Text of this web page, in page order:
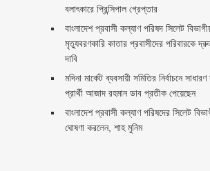
বলাৎকারে প্রিন্সিপাল গ্রেপ্তার ‎
বাংলাদেশ প্রবাসী কল্যাণ পরিষদ সিলেট
মৃত্যুবরণকারি কাতার প্রবাসীদের পরিবারকে
দাবি
মদিনা মার্কেট ব্যবসায়ী সমিতির নির্বাচনে
প্রার্থী আজাদ রহমান ডাব প্রতীক পেয়েছেন ‎
‎বাংলাদেশ প্রবাসী কল্যাণ পরিষদের সিলেট
ঘোষণা করলেন, শাহ মুনিম